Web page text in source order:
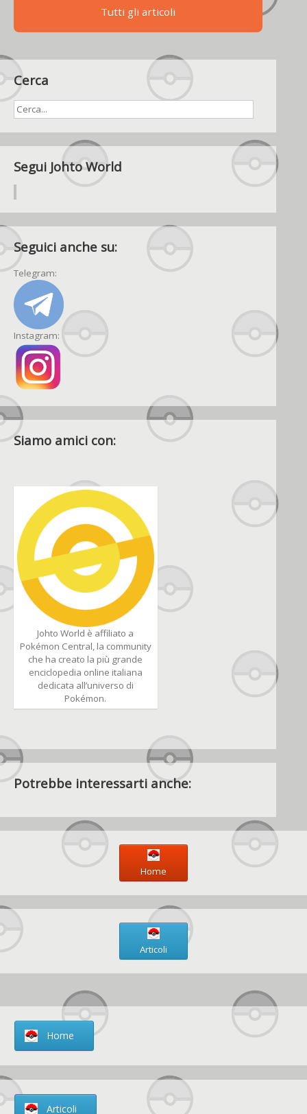
Tutti gli articoli
Cerca
Segui Johto World
Seguici anche su:
Telegram:
Instagram:
Siamo amici con:
Johto World è affiliato a
Pokémon Central, la community
che ha creato la più grande
enciclopedia online italiana
dedicata all’universo di
Pokémon.
Potrebbe interessarti anche:
Home
Articoli
Home
Articoli